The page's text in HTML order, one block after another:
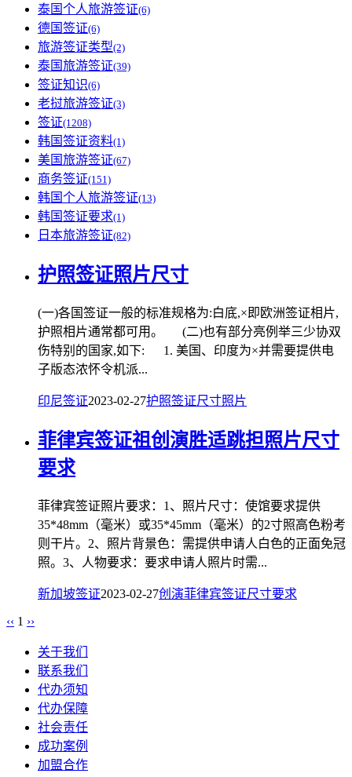
泰国个人旅游签证(6)
德国签证(6)
旅游签证类型(2)
泰国旅游签证(39)
签证知识(6)
老挝旅游签证(3)
签证(1208)
韩国签证资料(1)
美国旅游签证(67)
商务签证(151)
韩国个人旅游签证(13)
韩国签证要求(1)
日本旅游签证(82)
护照签证照片尺寸
(一)各国签证一般的标准规格为:白底,×即欧洲签证相片,
护照相片通常都可用。 (二)也有部分亮例举三少协双
伤特别的国家,如下: 1. 美国、印度为×并需要提供电
子版态浓怀令机派...
印尼签证2023-02-27护照签证尺寸照片
菲律宾签证祖创演胜适跳担照片尺寸
要求
菲律宾签证照片要求：1、照片尺寸：使馆要求提供
35*48mm（毫米）或35*45mm（毫米）的2寸照高色粉考
则干片。2、照片背景色：需提供申请人白色的正面免冠
照。3、人物要求：要求申请人照片时需...
新加坡签证2023-02-27创演菲律宾签证尺寸要求
‹‹ 1 ››
关于我们
联系我们
代办须知
代办保障
社会责任
成功案例
加盟合作